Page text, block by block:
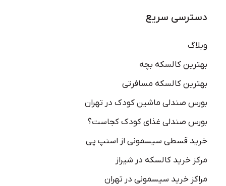
دسترسی سریع
وبلاگ
بهترین کالسکه بچه
بهترین کالسکه مسافرتی
بورس صندلی ماشین کودک در تهران
بورس صندلی غذای کودک کجاست؟
خرید قسطی سیسمونی از اسنپ پی
مرکز خرید کالسکه در شیراز
مراکز خرید سیسمونی در تهران